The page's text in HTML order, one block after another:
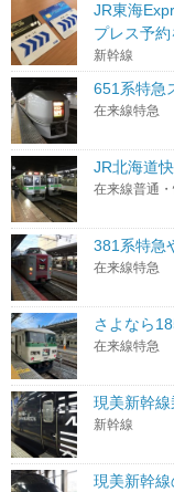
JR東海
プレス予
新幹線
651系特急
在来線特急
JR北海道
在来線普通
381系特急
在来線特急
さよなら
在来線特急
現美新幹
新幹線
現美新幹